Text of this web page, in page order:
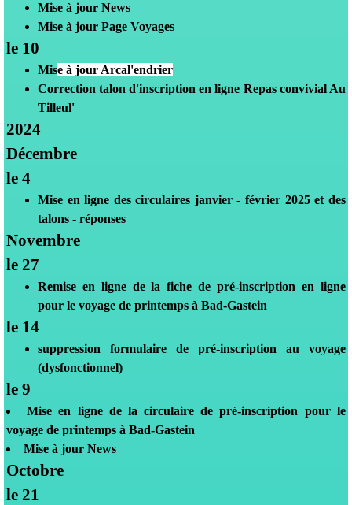
Mise à jour News
Mise à jour Page Voyages
le 10
Mise à jour Arcal'endrier
Correction talon d'inscription en ligne Repas convivial Au
Tilleul'
2024
Décembre
le 4
Mise en ligne des circulaires janvier - février 2025 et des
talons - réponses
Novembre
le 27
Remise en ligne de la fichede pré-inscription en ligne
pour le voyage de printemps à Bad-Gastein
le 14
suppression formulaire de pré-inscription au voyage
(dysfonctionnel)
le 9
Mise en ligne de lacirculaire de pré-inscription pour le
voyage de printemps à Bad-Gastein
Mise à jour News
Octobre
le 21